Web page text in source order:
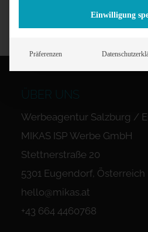
ÜBER UNS
Werbeagentur Salzburg /
MIKAS ISP Werbe GmbH
Stettnerstraße 20
5301 Eugendorf, Österreich
hello@mikas.at
+43 664 4460768
Einwilligung
Präferenzen